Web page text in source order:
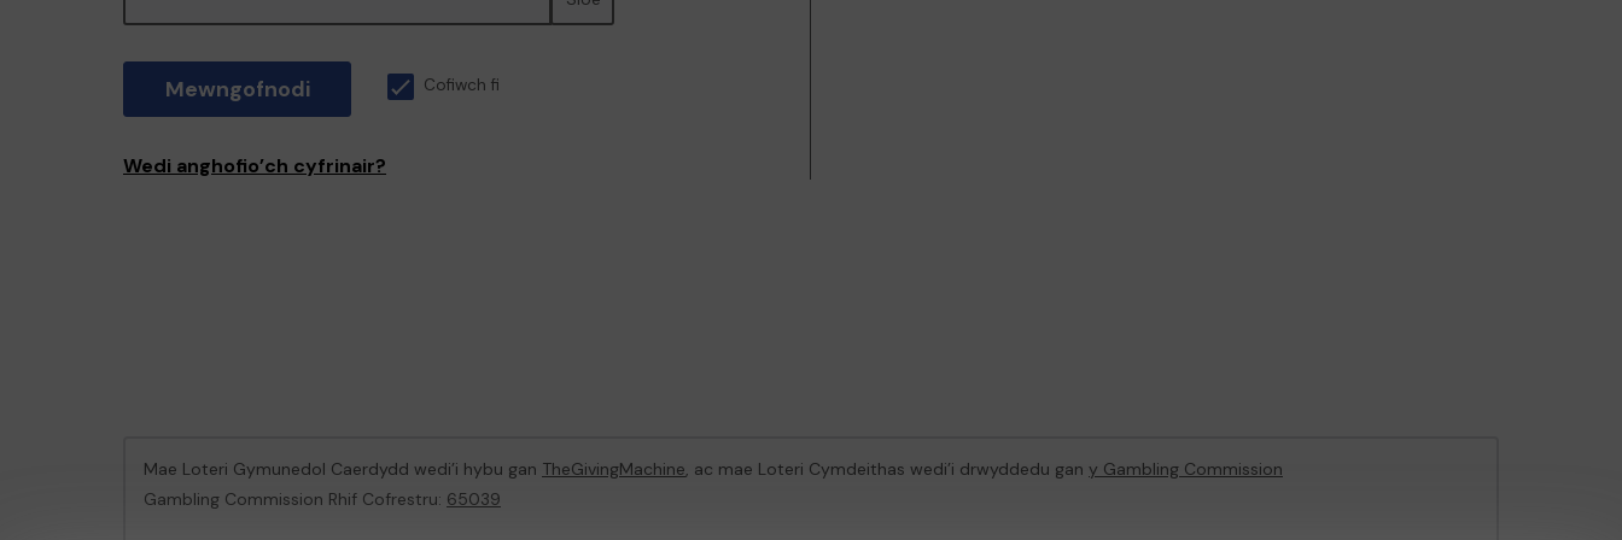
Mewngofnodi Cofiwch fi
Wedi anghofio’ch cyfrinair?
Mae Loteri Gymunedol Caerdydd wedi’i hybu gan TheGivingMachine, ac mae Loteri Cymdeithas wedi’i drwyddedu gan y Gambling Commission
Gambling Commission Rhif Cofrestru: 65039